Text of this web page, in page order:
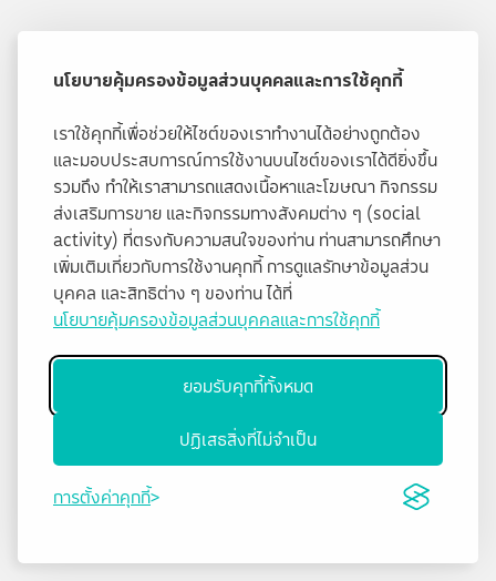
นโยบายคุ้มครองข้อมูลส่วนบุคคลและการใช้คุกกี้
เราใช้คุกกี้เพื่อช่วยให้ไซต์ของเราทำงานได้อย่างถูกต้อง
และมอบประสบการณ์การใช้งานบนไซต์ของเราได้ดียิ่งขึ้น
รวมถึง ทำให้เราสามารถแสดงเนื้อหาและโฆษณา กิจกรรม
ส่งเสริมการขาย และกิจกรรมทางสังคมต่าง ๆ (social
activity) ที่ตรงกับความสนใจของท่าน ท่านสามารถศึกษา
เพิ่มเติมเกี่ยวกับการใช้งานคุกกี้ การดูแลรักษาข้อมูลส่วน
บุคคล และสิทธิต่าง ๆ ของท่าน ได้ที่
นโยบายคุ้มครองข้อมูลส่วนบุคคลและการใช้คุกกี้
ยอมรับคุกกี้ทั้งหมด
ปฏิเสธสิ่งที่ไม่จำเป็น
การตั้งค่าคุกกี้